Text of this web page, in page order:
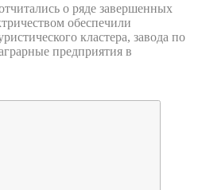
о ряде завершенных
обеспечили
кластера, завода по
предприятия в